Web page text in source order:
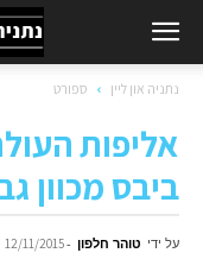
נתניה און ליין ספורט
אליפות
ביבס מכוון
על ידי טוהר חלפון -
12/11/2015